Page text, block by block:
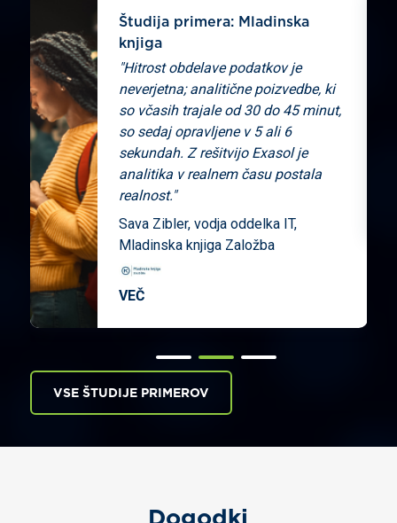
Študija primera: Mladinska
knjiga
"Hitrost obdelave podatkov je
neverjetna; analitične poizvedbe, ki
so včasih trajale od 30 do 45 minut,
so sedaj opravljene v 5 ali 6
sekundah. Z rešitvijo Exasol je
analitika v realnem času postala
realnost."
Sava Zibler, vodja oddelka IT,
Mladinska knjiga Založba
VEČ
VSE ŠTUDIJE PRIMEROV
Dogodki